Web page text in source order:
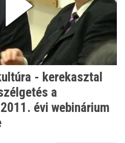
- kerekasztal
a
évi webinárium